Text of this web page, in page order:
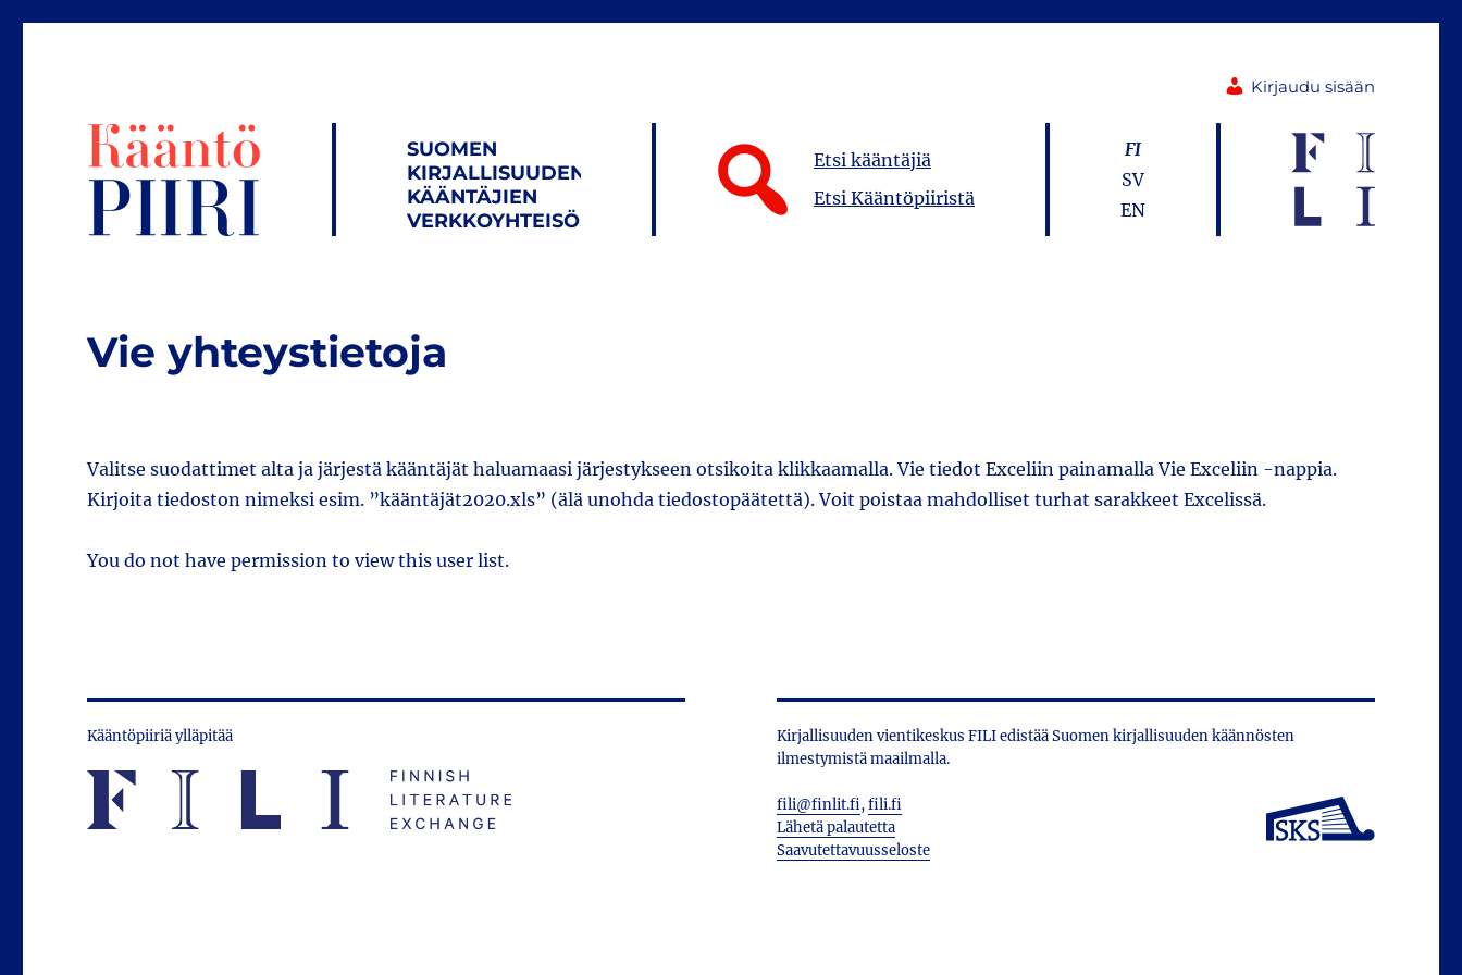
Kirjaudu sisään
SUOMEN
KIRJALLISUUDEN
KÄÄNTÄJIEN
VERKKOYHTEISÖ
Etsi kääntäjiä
Etsi Kääntöpiiristä
FI
SV
EN
Vie yhteystietoja
Valitse suodattimet alta ja järjestä kääntäjät haluamaasi järjestykseen otsikoita klikkaamalla. Vie tiedot Exceliin painamalla Vie Exceliin -nappia.
Kirjoita tiedoston nimeksi esim. ”kääntäjät2020.xls” (älä unohda tiedostopäätettä). Voit poistaa mahdolliset turhat sarakkeet Excelissä.
You do not have permission to view this user list.
Kääntöpiiriä ylläpitää
Kirjallisuuden vientikeskus FILI edistää Suomen kirjallisuuden käännösten
ilmestymistä maailmalla.
fili@finlit.fi,fili.fi
Lähetä palautetta
Saavutettavuusseloste